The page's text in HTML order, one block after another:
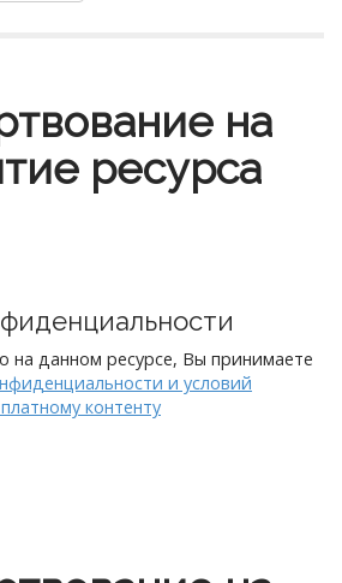
на
ресурса
на данном ресурсе, Вы принимаете
и условий
контенту